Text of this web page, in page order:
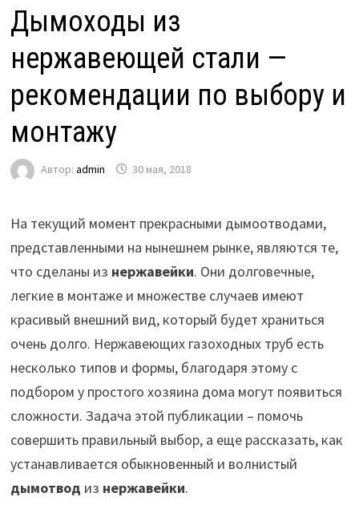
Дымоходы из
нержавеющей стали —
рекомендации по выбору и
монтажу
Автор: admin 30 мая, 2018
На текущий момент прекрасными дымоотводами,
представленными на нынешнем рынке, являются те,
что сделаны из нержавейки. Они долговечные,
легкие в монтаже и множестве случаев имеют
красивый внешний вид, который будет храниться
очень долго. Нержавеющих газоходных труб есть
несколько типов и формы, благодаря этому с
подбором у простого хозяина дома могут появиться
сложности. Задача этой публикации – помочь
совершить правильный выбор, а еще рассказать, как
устанавливается обыкновенный и волнистый
дымотвод из нержавейки.